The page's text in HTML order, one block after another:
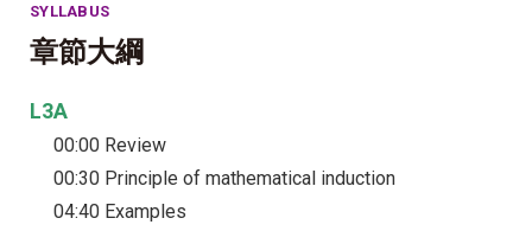
SYLLABUS
章節大綱
L3A
00:00 Review
00:30 Principle of mathematical induction
04:40 Examples